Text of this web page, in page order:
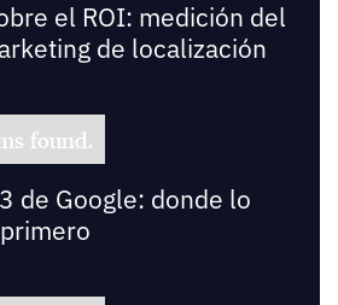
el ROI: medición del
de localización
found.
de Google: donde lo